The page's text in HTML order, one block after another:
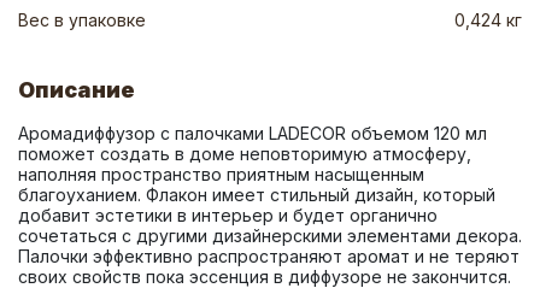
Вес в упаковке
0,424 кг
Описание
Аромадиффузор с палочками LADECOR объемом 120 мл
поможет создать в доме неповторимую атмосферу,
наполняя пространство приятным насыщенным
благоуханием. Флакон имеет стильный дизайн, который
добавит эстетики в интерьер и будет органично
сочетаться с другими дизайнерскими элементами декора.
Палочки эффективно распространяют аромат и не теряют
своих свойств пока эссенция в диффузоре не закончится.